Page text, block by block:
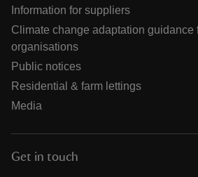
Information for suppliers
Climate change adaptation guidance
organisations
Public notices
Residential & farm lettings
Media
Get in touch